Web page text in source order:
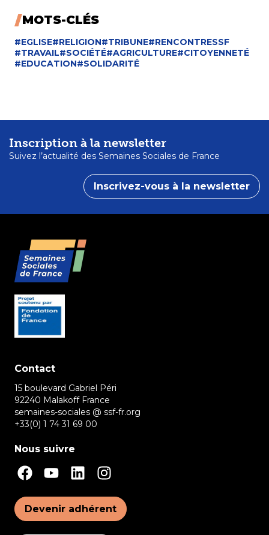
MOTS-CLÉS
#EGLISE#RELIGION#TRIBUNE#RENCONTRESSF
#TRAVAIL#SOCIÉTÉ#AGRICULTURE#CITOYENNETÉ
#EDUCATION#SOLIDARITÉ
Inscription à la newsletter
Suivez l’actualité des Semaines Sociales de France
Inscrivez-vous à la newsletter
Contact
15 boulevard Gabriel Péri
92240 Malakoff France
semaines-sociales @ ssf-fr.org
+33(0) 1 74 31 69 00
Nous suivre
Devenir adhérent